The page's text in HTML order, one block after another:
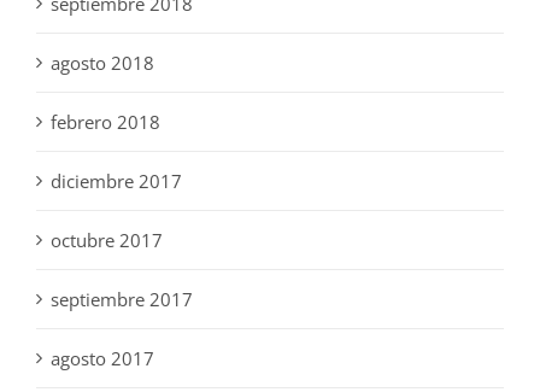
agosto 2018
febrero 2018
diciembre 2017
octubre 2017
septiembre 2017
agosto 2017